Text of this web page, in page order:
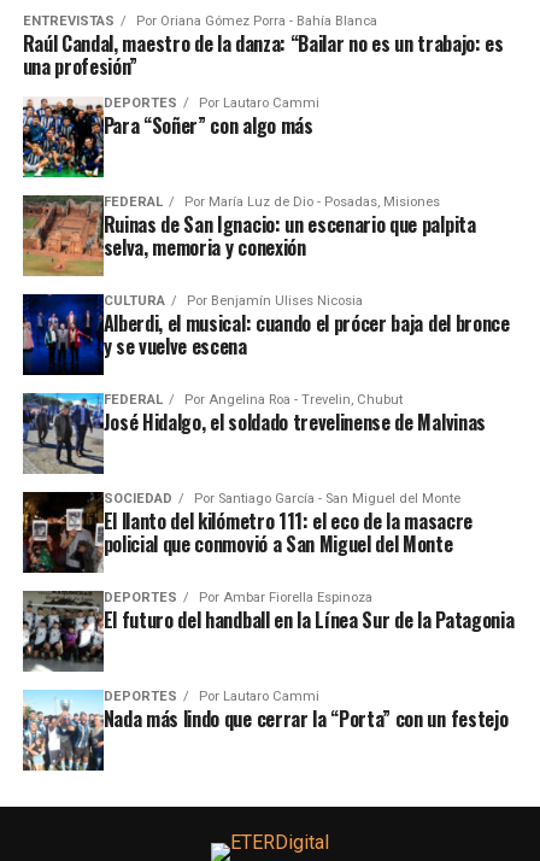
ENTREVISTAS Por Oriana Gómez Porra - Bahía Blanca
Raúl Candal, maestro de la danza: “Bailar no es un trabajo: es
una profesión”
DEPORTES Por Lautaro Cammi
Para “Soñer” con algo más
FEDERAL Por María Luz de Dio - Posadas, Misiones
Ruinas de San Ignacio: un escenario que palpita
selva, memoria y conexión
CULTURA Por Benjamín Ulises Nicosia
Alberdi, el musical: cuando el prócer baja del bronce
y se vuelve escena
FEDERAL Por Angelina Roa - Trevelin, Chubut
José Hidalgo, el soldado trevelinense de Malvinas
SOCIEDAD Por Santiago García - San Miguel del Monte
El llanto del kilómetro 111: el eco de la masacre
policial que conmovió a San Miguel del Monte
DEPORTES Por Ambar Fiorella Espinoza
El futuro del handball en la Línea Sur de la Patagonia
DEPORTES Por Lautaro Cammi
Nada más lindo que cerrar la “Porta” con un festejo